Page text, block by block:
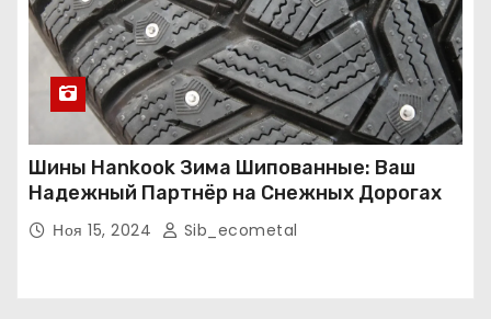
Шины Hankook Зима Шипованные: Ваш
Надежный Партнёр на Снежных Дорогах
Ноя 15, 2024 Sib_ecometal